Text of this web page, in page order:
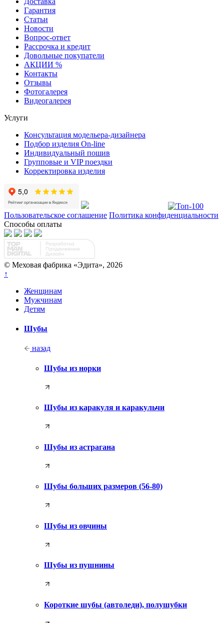
Гарантия
Статьи
Новости
Вопрос-ответ
Рассрочка и кредит
Довольные покупатели
АКЦИИ %
Контакты
Отзывы
Фотогалерея
Видеогалерея
Услуги
Консультация модельера-дизайнера
Подбор изделия On-line
Индивидуальный пошив
Групповые и VIP поездки
Корректировка изделия
Пользовательское соглашение Политика конфиденциальности
Способы оплаты
© Меховая фабрика «Эдита», 2026
↑
Женщинам
Мужчинам
Детям
Шубы
назад
Шубы из норки
Шубы из каракуля и каракульчи
Шубы из астрагана
Шубы больших размеров (56-80)
Шубы из овчины
Шубы из пушнины
Короткие шубы (автоледи), полушубки